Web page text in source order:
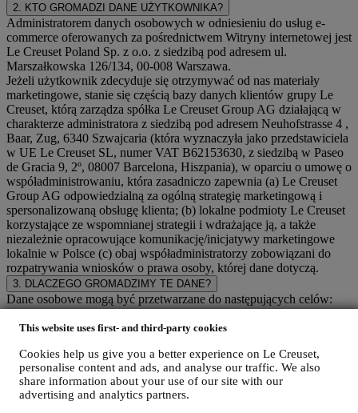
This website uses first- and third-party cookies
Cookies help us give you a better experience on Le Creuset,
personalise content and ads, and analyse our traffic. We also
share information about your use of our site with our
advertising and analytics partners.
2. KTO GROMADZI DANE UŻYTKOWNIKA?
Administratorem danych osobowych w odniesieniu do usług e-
commerce oferowanych za pośrednictwem Witryny internetowej jest
Le Creuset Poland Sp. z o.o. z siedzibą pod adresem ul.
Marszałkowska 126/134, 00-008 Warszawa.
Jeżeli użytkownik zdecyduje się otrzymywać od nas materiały
marketingowe, stanie się częścią bazy danych klientów grupy Le
Creuset, którą zarządza spółka Le Creuset Group AG działającą w
charakterze administratora z siedzibą pod adresem Neuhofstrasse 4 ,
Baar, Zug, 6340 Szwajcaria (która wyznaczyła jako przedstawiciela
w UE Le Creuset SL, numer VAT B62153630, z siedzibą w Paseo
de Gracia 9, 2º, 08007 Barcelona, Hiszpania), w oparciu o umowę o
współadministrowaniu, która zasadniczo zapewnia (a) Le Creuset
Group AG odpowiedzialną za ogólną strategię marketingową i
spersonalizowaną obsługę klienta; (b) lokalne podmioty Le Creuset
korzystające ze wspomnianej strategii i wdrażające ją, a także
niezależnie opracowujące komunikację/inicjatywy marketingowe
lokalnie w Polsce (c) obaj współadministratorzy zobowiązani do
rozpatrywania wniosków o prawa osoby, której dane dotyczą.
3. DLACZEGO GROMADZIMY TE DANE?
Dane osobowe mogą być przetwarzane do następujących celów:
W CELU WYPEŁNIENIA OBOWIĄZKÓW
Możemy przetwarzać niektóre dane dotyczące użytkownika,
aby wypełnić nasze obowiązki prawne i inne obowiązki
wynikające z poleceń otrzymanych od władz.
W CELU UTWORZENIA KONTA LE CREUSET